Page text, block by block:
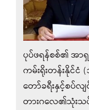
ပုပ်ဖရန်စစ်၏ အာ
ကမ်းရိုးတန်းနိုင်ငံ
တော်ခရီးနှင့်စပ်လ
တားဂလေ၏သုံးသ